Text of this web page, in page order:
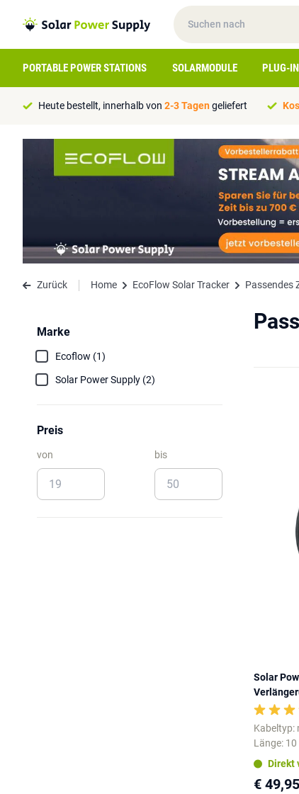
PORTABLE POWER STATIONS SOLARMODULE PLUG-
Heute bestellt, innerhalb von 2-3 Tagengeliefert
Zurück Home EcoFlow Solar Tracker Passendes
Marke
Ecoflow (1)
Solar Power Supply (2)
Preis
von bis
Solar
Kabeltyp:
Länge: 10
Direkt
€ 49,95